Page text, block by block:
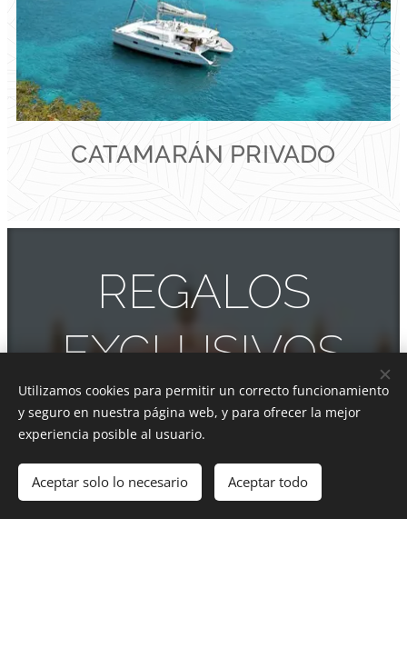
CATAMARÁN PRIVADO
REGALOS
EXCLUSIVOS
PARA
'HONEYMOONE
RS'
Utilizamos cookies para permitir un correcto funcionamiento
y seguro en nuestra página web, y para ofrecer la mejor
experiencia posible al usuario.
Aceptar solo lo necesario Aceptar todo